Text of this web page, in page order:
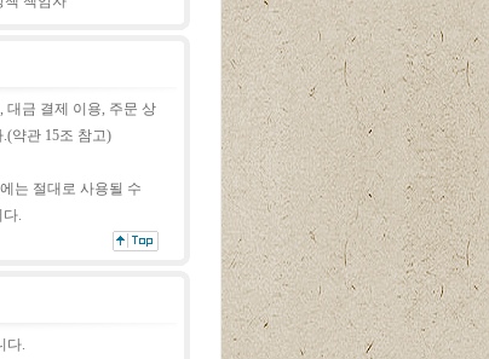
금 결제 이용, 주문 상
약관 15조 참고)
는 절대로 사용될 수
다.
다.